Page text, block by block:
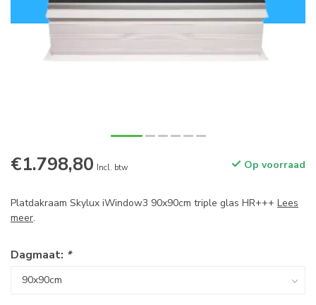
€1.798,80 Incl. btw Op voorraad
Platdakraam Skylux iWindow3 90x90cm triple glas HR+++ Lees
meer.
Dagmaat: *